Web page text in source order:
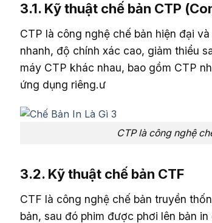
3.1. Kỹ thuật chế bản CTP
CTP là công nghệ chế bản hiện đại
nhanh, độ chính xác cao, giảm thiểu
máy CTP khác nhau, bao gồm CTP
ứng dụng riêng.ư
CTP là công nghệ
3.2. Kỹ thuật chế bản CTF
CTF là công nghệ chế bản truyền
bản, sau đó phim được phơi lên bản